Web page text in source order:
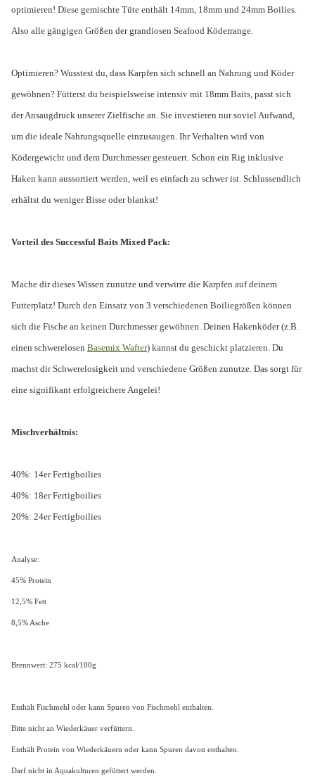
optimieren! Diese gemischte Tüte enthält 14mm, 18mm und 24mm Boilies.
Also alle gängigen Größen der grandiosen Seafood Köderrange.
Optimieren? Wusstest du, dass Karpfen sich schnell an Nahrung und Köder
gewöhnen? Fütterst du beispielsweise intensiv mit 18mm Baits, passt sich
der Ansaugdruck unserer Zielfische an. Sie investieren nur soviel Aufwand,
um die ideale Nahrungsquelle einzusaugen. Ihr Verhalten wird von
Ködergewicht und dem Durchmesser gesteuert. Schon ein Rig inklusive
Haken kann aussortiert werden, weil es einfach zu schwer ist. Schlussendlich
erhältst du weniger Bisse oder blankst!
Vorteil des Successful Baits Mixed Pack:
Mache dir dieses Wissen zunutze und verwirre die Karpfen auf deinem
Futterplatz! Durch den Einsatz von 3 verschiedenen Boiliegrößen können
sich die Fische an keinen Durchmesser gewöhnen. Deinen Hakenköder (z.B.
einen schwerelosen Basemix Wafter) kannst du geschickt platzieren. Du
machst dir Schwerelosigkeit und verschiedene Größen zunutze. Das sorgt für
eine signifikant erfolgreichere Angelei!
Mischverhältnis:
40%: 14er Fertigboilies
40%: 18er Fertigboilies
20%: 24er Fertigboilies
Analyse:
45% Protein
12,5% Fett
8,5% Asche
Brennwert: 275 kcal/100g
Enthält Fischmehl oder kann Spuren von Fischmehl enthalten.
Bitte nicht an Wiederkäuer verfüttern.
Enthält Protein von Wiederkäuern oder kann Spuren davon enthalten.
Darf nicht in Aquakulturen gefüttert werden.